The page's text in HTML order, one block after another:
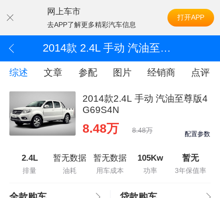
网上车市
去APP了解更多精彩汽车信息
打开APP
2014款 2.4L 手动 汽油至尊版4G69S4N
综述 文章 参配 图片 经销商 点评
2014款2.4L 手动 汽油至尊版4
G69S4N
8.48万 8.48万 配置参数
2.4L
排量
暂无数据
油耗
暂无数据
用车成本
105Kw
功率
暂无
3年保值率